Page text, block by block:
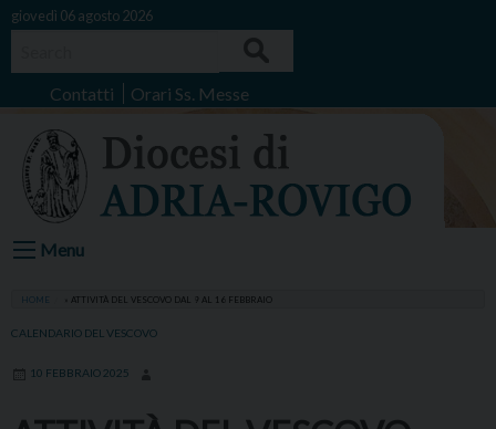
Skip
giovedì 06 agosto 2026
Contatti Orari Ss. Messe
Menu
HOME ATTIVITÀ DEL VESCOVO DAL 9 AL 16 FEBBRAIO
CALENDARIO DEL VESCOVO
10 FEBBRAIO 2025